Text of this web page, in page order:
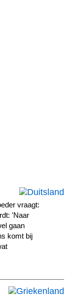
vraagt:
'Naar
gaan
komt bij